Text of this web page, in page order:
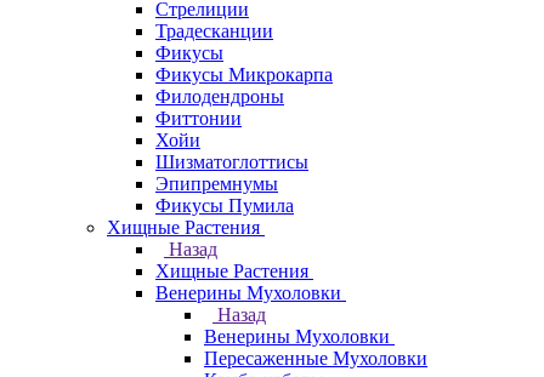
Стрелиции
Традесканции
Фикусы
Фикусы Микрокарпа
Филодендроны
Фиттонии
Хойи
Шизматоглоттисы
Эпипремнумы
Фикусы Пумила
Хищные Растения
Назад
Хищные Растения
Венерины Мухоловки
Назад
Венерины Мухоловки
Пересаженные Мухоловки